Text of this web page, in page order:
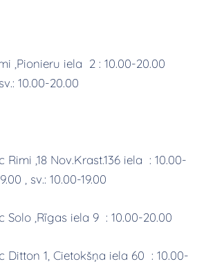
,Pionieru iela 2 : 10.00-20.00
10.00-20.00
,18 Nov.Krast.136 iela : 10.00-
, sv.: 10.00-19.00
Solo ,Rīgas iela 9 : 10.00-20.00
Ditton 1, Cietokšņa iela 60 : 10.00-